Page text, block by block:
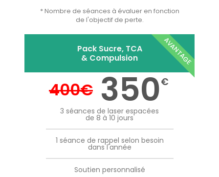
* Nombre de séances à évaluer en fonction
de l'objectif de perte.
Pack Sucre, TCA
& Compulsion
400€ 350€
3 séances de laser espacées
de 8 à 10 jours
1 séance de rappel selon besoin
dans l'année
Soutien personnalisé
AVANTAGE